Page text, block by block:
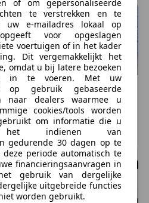
jul. 2021
SEATIbiza
€ 18.900
57.456 km, 01/2021
TWELLO, NL
of om gepersonaliseerde
te verstrekken en te
uw e-mailadres lokaal op
voor opgeslagen
voertuigen of in het kader
Dit vergemakkelijkt het
omdat u bij latere bezoeken
in te voeren. Met uw
op gebruik gebaseerde
naar dealers waarmee u
cookies/tools worden
om informatie die u
indienen van
gedurende 30 dagen op te
periode automatisch te
financieringsaanvragen in
gebruik van dergelijke
uitgebreide functies
worden gebruikt.